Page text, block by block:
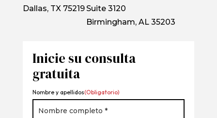
Dallas, TX 75219Suite 3120
Birmingham, AL 35203
Inicie su consulta
gratuita
Nombre y apellidos(Obligatorio)